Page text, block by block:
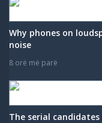
Why phones on
noise
8 orë më parë
The serial